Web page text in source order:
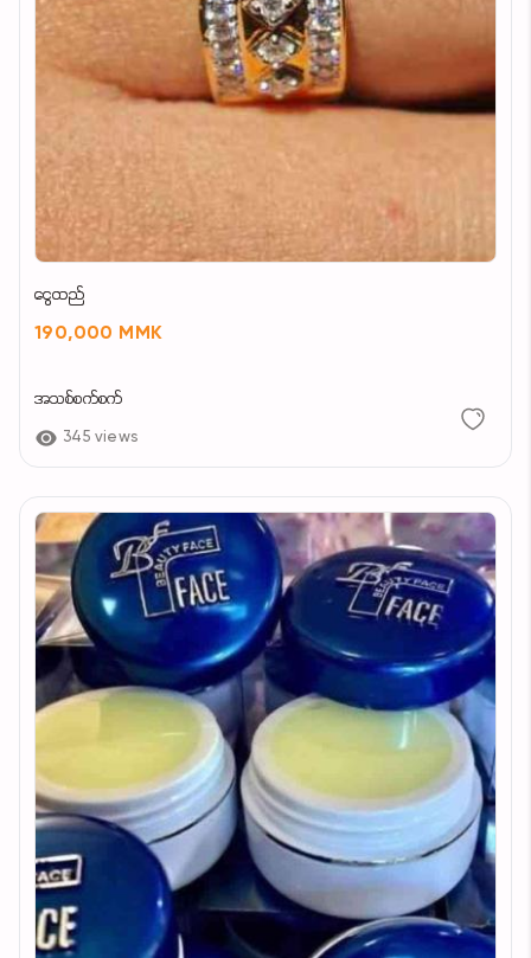
ငွေထည်
190,000 MMK
အသစ်စက်စက်
345 views